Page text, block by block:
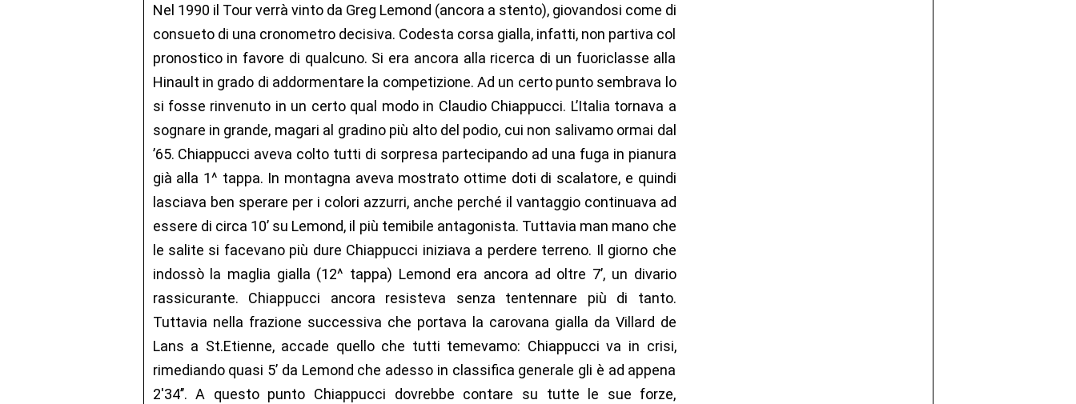
Nel 1990 il Tour verrà vinto da Greg Lemond (ancora a stento), giovandosi come di
consueto di una cronometro decisiva. Codesta corsa gialla, infatti, non partiva col
pronostico in favore di qualcuno. Si era ancora alla ricerca di un fuoriclasse alla
Hinault in grado di addormentare la competizione. Ad un certo punto sembrava lo
si fosse rinvenuto in un certo qual modo in Claudio Chiappucci. L’Italia tornava a
sognare in grande, magari al gradino più alto del podio, cui non salivamo ormai dal
’65. Chiappucci aveva colto tutti di sorpresa partecipando ad una fuga in pianura
già alla 1^ tappa. In montagna aveva mostrato ottime doti di scalatore, e quindi
lasciava ben sperare per i colori azzurri, anche perché il vantaggio continuava ad
essere di circa 10’ su Lemond, il più temibile antagonista. Tuttavia man mano che
le salite si facevano più dure Chiappucci iniziava a perdere terreno. Il giorno che
indossò la maglia gialla (12^ tappa) Lemond era ancora ad oltre 7’, un divario
rassicurante. Chiappucci ancora resisteva senza tentennare più di tanto.
Tuttavia nella frazione successiva che portava la carovana gialla da Villard de
Lans a St.Etienne, accade quello che tutti temevamo: Chiappucci va in crisi,
rimediando quasi 5’ da Lemond che adesso in classifica generale gli è ad appena
2'34’’. A questo punto Chiappucci dovrebbe contare su tutte le sue forze,